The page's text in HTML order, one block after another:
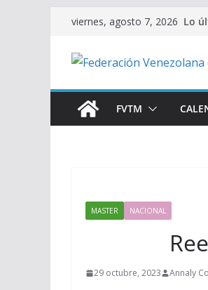
Saltar
contenido
viernes, agosto 7, 2026 Lo
FVTM
MASTER NACIONAL
29 octubre, 2023 Annaly